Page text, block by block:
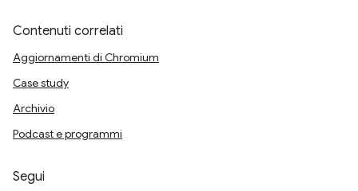
Contenuti correlati
Aggiornamenti di Chromium
Case study
Archivio
Podcast e programmi
Segui